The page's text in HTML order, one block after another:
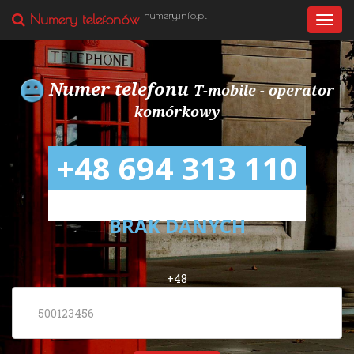
Numery telefonów numery.info.pl
Numer telefonu T-mobile - operator
komórkowy
+48 694 313 110
BRAK DANYCH
+48